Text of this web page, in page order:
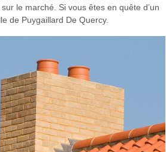
le marché. Si vous êtes en quête d’un
de Puygaillard De Quercy.